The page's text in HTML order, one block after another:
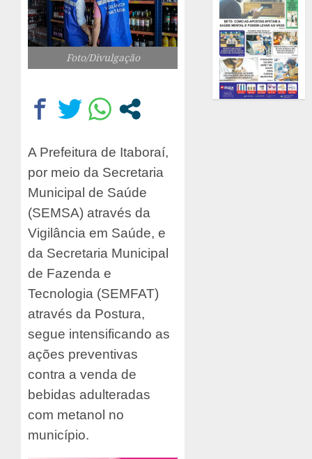
Foto/Divulgação
A Prefeitura de Itaboraí,
por meio da Secretaria
Municipal de Saúde
(SEMSA) através da
Vigilância em Saúde, e
da Secretaria Municipal
de Fazenda e
Tecnologia (SEMFAT)
através da Postura,
segue intensificando as
ações preventivas
contra a venda de
bebidas adulteradas
com metanol no
município.